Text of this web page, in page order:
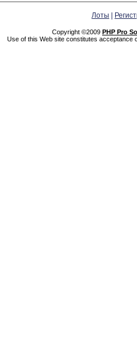
Лоты
Copyright ©2009 PHP Pro
Use of this Web site constitutes acceptance